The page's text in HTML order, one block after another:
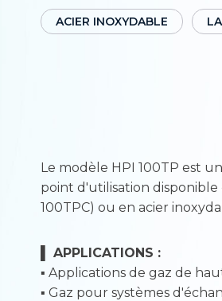
ACIER INOXYDABLE
Le modèle HPI 100TP est
point d'utilisation
100TPC) ou en acier
▌ APPLICATIONS :
▪ Applications de gaz de
▪ Gaz pour systèmes